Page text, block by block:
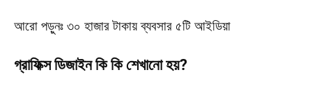
আরো পড়ুনঃ ৩০ হাজার টাকায় ব্যবসার ৫টি আইডিয়া
গ্রাফিক্স ডিজাইন কি কি শেখানো হয়?